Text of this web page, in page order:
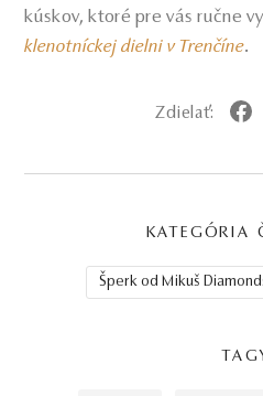
kúskov, ktoré pre vás ručne
klenotníckej dielni v Trenčíne.
Zdielať:
KATEGÓRIA
Šperk od Mikuš